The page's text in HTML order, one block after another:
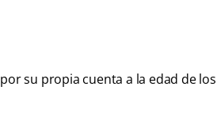
su propia cuenta a la edad de